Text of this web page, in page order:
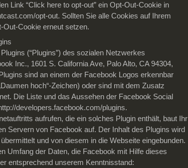
Link “Click here to opt-out” ein Opt-Out-Cookie in
opt-out. Sollten Sie alle Cookies auf Ihrem
Cookie erneut setzen.
(“Plugins”) des sozialen Netzwerkes
Inc., 1601 S. California Ave, Palo Alto, CA 94304,
sind an einem der Facebook Logos erkennbar
hoch“-Zeichen) oder sind mit dem Zusatz
Die Liste und das Aussehen der Facebook Social
developers.facebook.com/plugins.
aufrufen, die ein solches Plugin enthält, baut Ihr
Servern von Facebook auf. Der Inhalt des Plugins wird
und von diesem in die Webseite eingebunden.
Umfang der Daten, die Facebook mit Hilfe dieses
entsprechend unserem Kenntnisstand: